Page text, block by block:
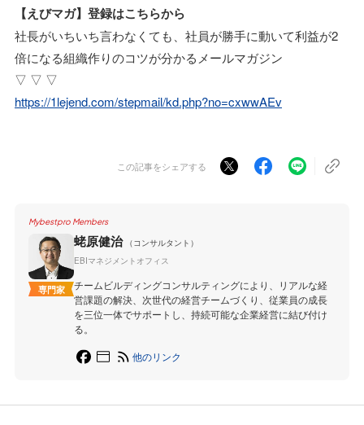
【えびマガ】登録はこちらから
社長がいちいち言わなくても、社員が勝手に動いて利益が2
倍になる組織作りのコツが分かるメールマガジン
▽ ▽ ▽
https://1lejend.com/stepmail/kd.php?no=cxwwAEv
この記事をシェアする
Mybestpro Members
専門家
蛯原健治
（コンサルタント）
EBIマネジメントオフィス
チームビルディングコンサルティングにより、リアルな経
営課題の解決、次世代の経営チームづくり、従業員の成長
を三位一体でサポートし、持続可能な企業経営に結び付け
る。
他のリンク